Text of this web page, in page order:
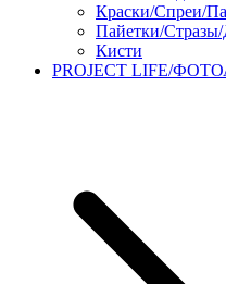
Краски/Спреи/
Пайетки/Стразы/
Кисти
PROJECT LIFE/